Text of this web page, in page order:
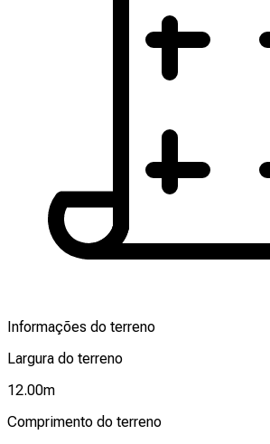
Informações do terreno
Largura do terreno
12.00m
Comprimento do terreno